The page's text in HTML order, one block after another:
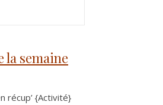
la semaine
récup’ {Activité}